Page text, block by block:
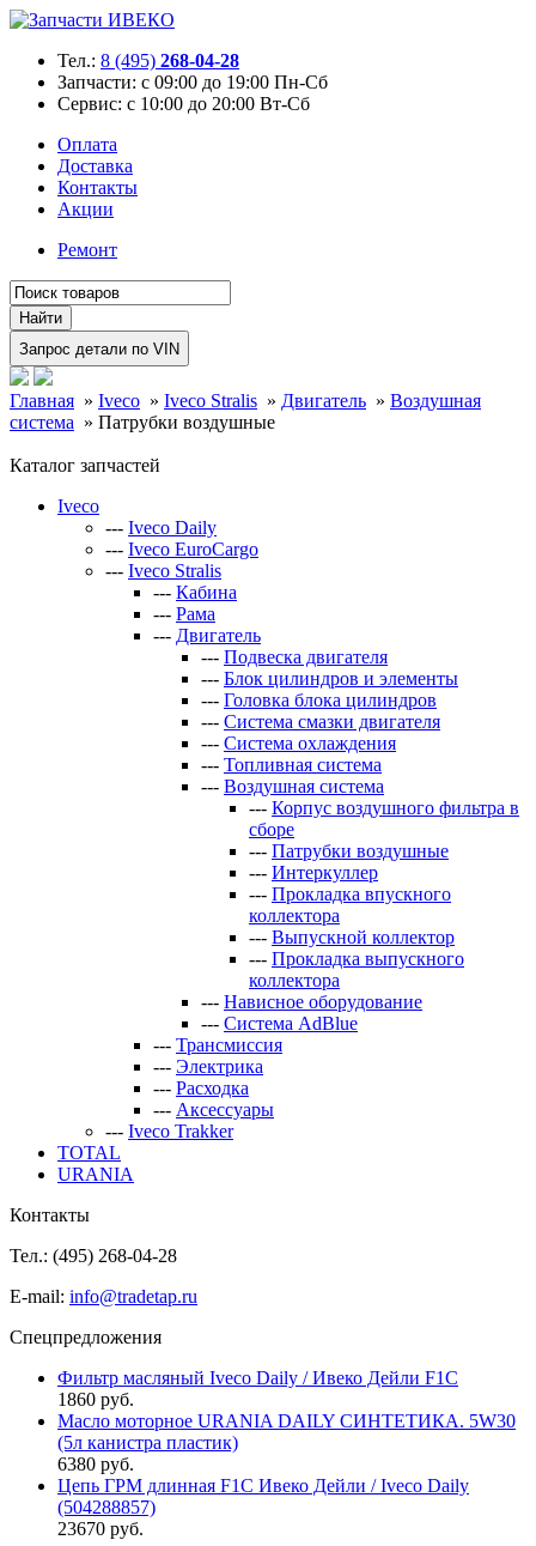
Тел.: 8 (495) 268-04-28
Запчасти: с 09:00 до 19:00 Пн-Сб
Сервис: с 10:00 до 20:00 Вт-Сб
Оплата
Доставка
Контакты
Акции
Ремонт
Главная » Iveco » Iveco Stralis » Двигатель » Воздушная
система » Патрубки воздушные
Каталог запчастей
Iveco
--- Iveco Daily
--- Iveco EuroCargo
--- Iveco Stralis
--- Кабина
--- Рама
--- Двигатель
--- Подвеска двигателя
--- Блок цилиндров и элементы
--- Головка блока цилиндров
--- Система смазки двигателя
--- Система охлаждения
--- Топливная система
--- Воздушная система
--- Корпус воздушного фильтра в
сборе
--- Патрубки воздушные
--- Интеркуллер
--- Прокладка впускного
коллектора
--- Выпускной коллектор
--- Прокладка выпускного
коллектора
--- Нависное оборудование
--- Система AdBlue
--- Трансмиссия
--- Электрика
--- Расходка
--- Аксессуары
--- Iveco Trakker
TOTAL
URANIA
Контакты
Тел.: (495) 268-04-28
E-mail: info@tradetap.ru
Спецпредложения
Фильтр масляный Iveco Daily / Ивеко Дейли F1C
1860 руб.
Масло моторное URANIA DAILY СИНТЕТИКА. 5W30
(5л канистра пластик)
6380 руб.
Цепь ГРМ длинная F1C Ивеко Дейли / Iveco Daily
(504288857)
23670 руб.